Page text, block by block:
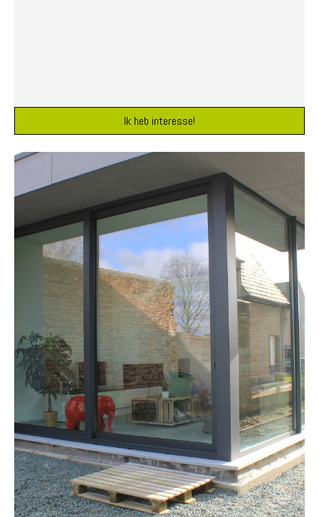
Ik heb interesse!